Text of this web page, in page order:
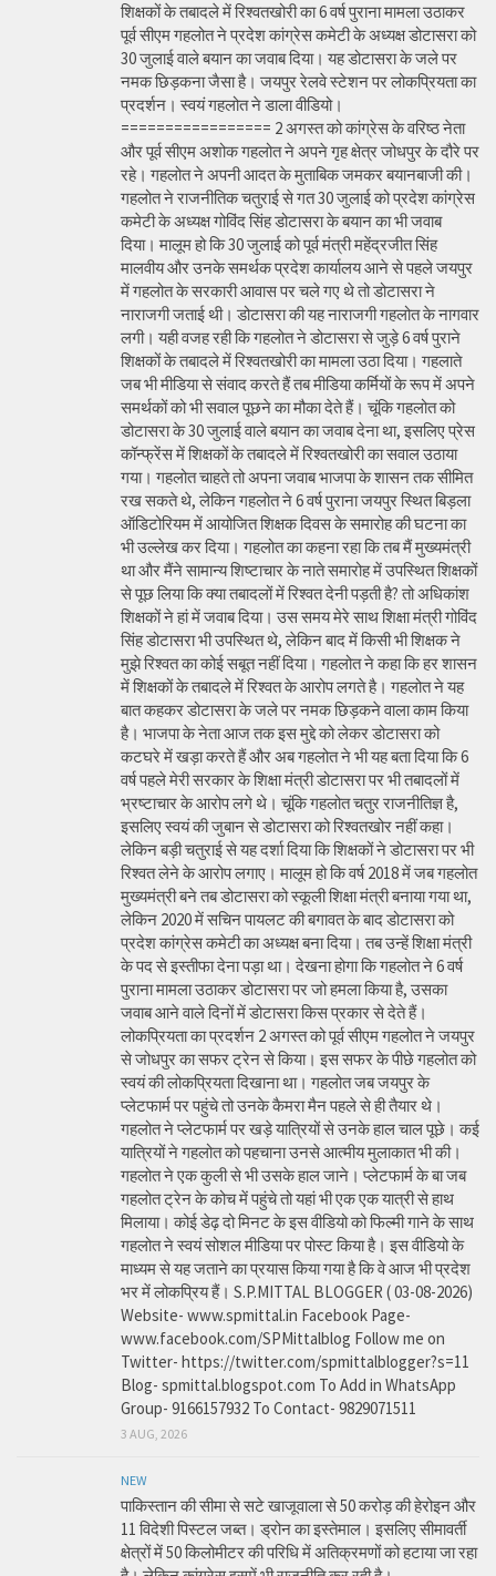
शिक्षकों के तबादले में रिश्वतखोरी का 6 वर्ष पुराना मामला उठाकर
पूर्व सीएम गहलोत ने प्रदेश कांग्रेस कमेटी के अध्यक्ष डोटासरा को
30 जुलाई वाले बयान का जवाब दिया। यह डोटासरा के जले पर
नमक छिड़कना जैसा है। जयपुर रेलवे स्टेशन पर लोकप्रियता का
प्रदर्शन। स्वयं गहलोत ने डाला वीडियो।
================= 2 अगस्त को कांग्रेस के वरिष्ठ नेता
और पूर्व सीएम अशोक गहलोत ने अपने गृह क्षेत्र जोधपुर के दौरे पर
रहे। गहलोत ने अपनी आदत के मुताबिक जमकर बयानबाजी की।
गहलोत ने राजनीतिक चतुराई से गत 30 जुलाई को प्रदेश कांग्रेस
कमेटी के अध्यक्ष गोविंद सिंह डोटासरा के बयान का भी जवाब
दिया। मालूम हो कि 30 जुलाई को पूर्व मंत्री महेंद्रजीत सिंह
मालवीय और उनके समर्थक प्रदेश कार्यालय आने से पहले जयपुर
में गहलोत के सरकारी आवास पर चले गए थे तो डोटासरा ने
नाराजगी जताई थी। डोटासरा की यह नाराजगी गहलोत के नागवार
लगी। यही वजह रही कि गहलोत ने डोटासरा से जुड़े 6 वर्ष पुराने
शिक्षकों के तबादले में रिश्वतखोरी का मामला उठा दिया। गहलाते
जब भी मीडिया से संवाद करते हैं तब मीडिया कर्मियों के रूप में अपने
समर्थकों को भी सवाल पूछने का मौका देते हैं। चूंकि गहलोत को
डोटासरा के 30 जुलाई वाले बयान का जवाब देना था, इसलिए प्रेस
कॉन्फ्रेंस में शिक्षकों के तबादले में रिश्वतखोरी का सवाल उठाया
गया। गहलोत चाहते तो अपना जवाब भाजपा के शासन तक सीमित
रख सकते थे, लेकिन गहलोत ने 6 वर्ष पुराना जयपुर स्थित बिड़ला
ऑडिटोरियम में आयोजित शिक्षक दिवस के समारोह की घटना का
भी उल्लेख कर दिया। गहलोत का कहना रहा कि तब मैं मुख्यमंत्री
था और मैंने सामान्य शिष्टाचार के नाते समारोह में उपस्थित शिक्षकों
से पूछ लिया कि क्या तबादलों में रिश्वत देनी पड़ती है? तो अधिकांश
शिक्षकों ने हां में जवाब दिया। उस समय मेरे साथ शिक्षा मंत्री गोविंद
सिंह डोटासरा भी उपस्थित थे, लेकिन बाद में किसी भी शिक्षक ने
मुझे रिश्वत का कोई सबूत नहीं दिया। गहलोत ने कहा कि हर शासन
में शिक्षकों के तबादले में रिश्वत के आरोप लगते है। गहलोत ने यह
बात कहकर डोटासरा के जले पर नमक छिड़कने वाला काम किया
है। भाजपा के नेता आज तक इस मुद्दे को लेकर डोटासरा को
कटघरे में खड़ा करते हैं और अब गहलोत ने भी यह बता दिया कि 6
वर्ष पहले मेरी सरकार के शिक्षा मंत्री डोटासरा पर भी तबादलों में
भ्रष्टाचार के आरोप लगे थे। चूंकि गहलोत चतुर राजनीतिज्ञ है,
इसलिए स्वयं की जुबान से डोटासरा को रिश्वतखोर नहीं कहा।
लेकिन बड़ी चतुराई से यह दर्शा दिया कि शिक्षकों ने डोटासरा पर भी
रिश्वत लेने के आरोप लगाए। मालूम हो कि वर्ष 2018 में जब गहलोत
मुख्यमंत्री बने तब डोटासरा को स्कूली शिक्षा मंत्री बनाया गया था,
लेकिन 2020 में सचिन पायलट की बगावत के बाद डोटासरा को
प्रदेश कांग्रेस कमेटी का अध्यक्ष बना दिया। तब उन्हें शिक्षा मंत्री
के पद से इस्तीफा देना पड़ा था। देखना होगा कि गहलोत ने 6 वर्ष
पुराना मामला उठाकर डोटासरा पर जो हमला किया है, उसका
जवाब आने वाले दिनों में डोटासरा किस प्रकार से देते हैं।
लोकप्रियता का प्रदर्शन 2 अगस्त को पूर्व सीएम गहलोत ने जयपुर
से जोधपुर का सफर ट्रेन से किया। इस सफर के पीछे गहलोत को
स्वयं की लोकप्रियता दिखाना था। गहलोत जब जयपुर के
प्लेटफार्म पर पहुंचे तो उनके कैमरा मैन पहले से ही तैयार थे।
गहलोत ने प्लेटफार्म पर खड़े यात्रियों से उनके हाल चाल पूछे। कई
यात्रियों ने गहलोत को पहचाना उनसे आत्मीय मुलाकात भी की।
गहलोत ने एक कुली से भी उसके हाल जाने। प्लेटफार्म के बा जब
गहलोत ट्रेन के कोच में पहुंचे तो यहां भी एक एक यात्री से हाथ
मिलाया। कोई डेढ़ दो मिनट के इस वीडियो को फिल्मी गाने के साथ
गहलोत ने स्वयं सोशल मीडिया पर पोस्ट किया है। इस वीडियो के
माध्यम से यह जताने का प्रयास किया गया है कि वे आज भी प्रदेश
भर में लोकप्रिय हैं। S.P.MITTAL BLOGGER ( 03-08-2026)
Website- www.spmittal.in Facebook Page-
www.facebook.com/SPMittalblog Follow me on
Twitter- https://twitter.com/spmittalblogger?s=11
Blog- spmittal.blogspot.com To Add in WhatsApp
Group- 9166157932 To Contact- 9829071511
3 AUG, 2026
NEW
पाकिस्तान की सीमा से सटे खाजूवाला से 50 करोड़ की हेरोइन और
11 विदेशी पिस्टल जब्त। ड्रोन का इस्तेमाल। इसलिए सीमावर्ती
क्षेत्रों में 50 किलोमीटर की परिधि में अतिक्रमणों को हटाया जा रहा